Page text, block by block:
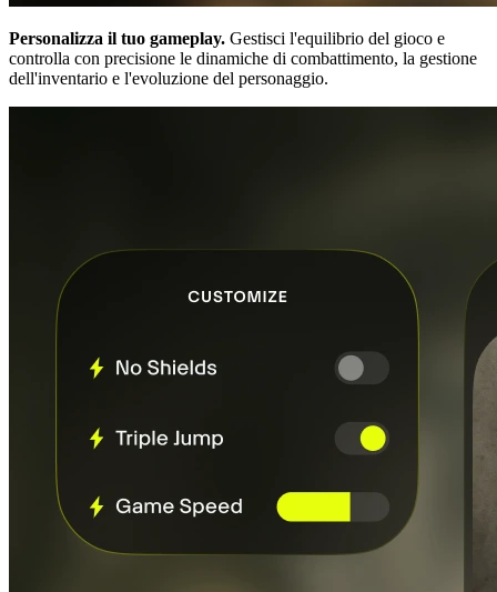
Personalizza il tuo gameplay. Gestisci l'equilibrio del gioco e
controlla con precisione le dinamiche di combattimento, la gestione
dell'inventario e l'evoluzione del personaggio.